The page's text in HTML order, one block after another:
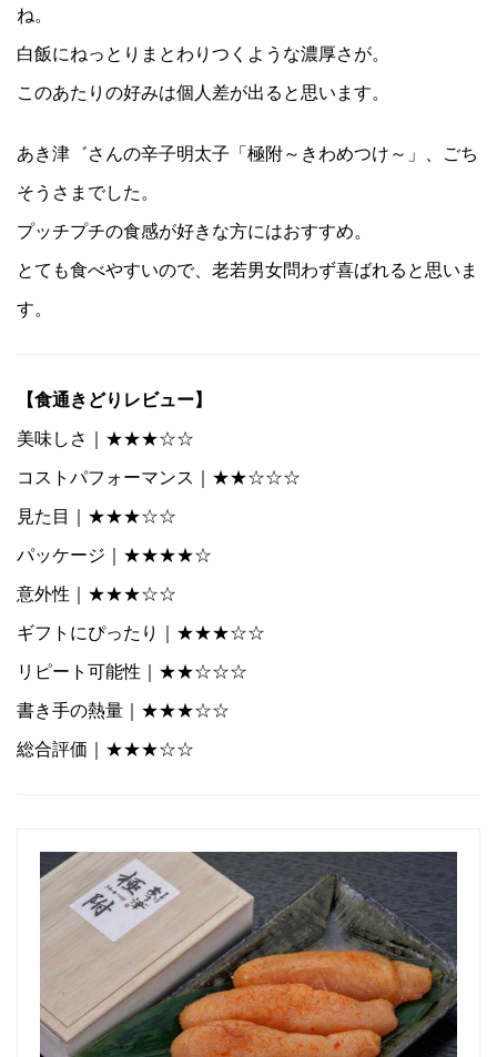
ね。
白飯にねっとりまとわりつくような濃厚さが。
このあたりの好みは個人差が出ると思います。
あき津゛さんの辛子明太子「極附～きわめつけ～」、ごち
そうさまでした。
プッチプチの食感が好きな方にはおすすめ。
とても食べやすいので、老若男女問わず喜ばれると思いま
す。
【食通きどりレビュー】
美味しさ｜★★★☆☆
コストパフォーマンス｜★★☆☆☆
見た目｜★★★☆☆
パッケージ｜★★★★☆
意外性｜★★★☆☆
ギフトにぴったり｜★★★☆☆
リピート可能性｜★★☆☆☆
書き手の熱量｜★★★☆☆
総合評価｜★★★☆☆